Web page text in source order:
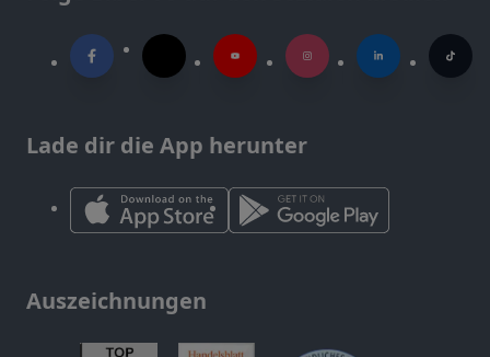
Lade dir die App herunter
Auszeichnungen